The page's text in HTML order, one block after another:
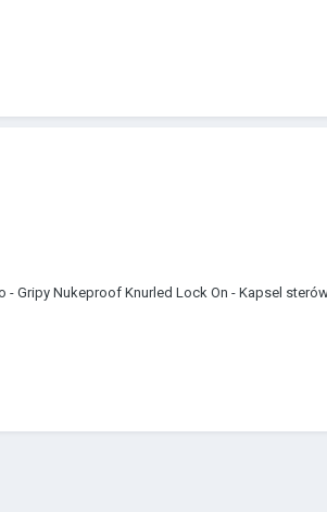
Gripy Nukeproof Knurled Lock On - Kapsel